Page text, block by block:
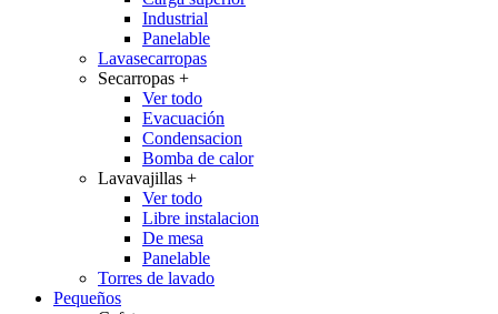
Industrial
Panelable
Lavasecarropas
Secarropas +
Ver todo
Evacuación
Condensacion
Bomba de calor
Lavavajillas +
Ver todo
Libre instalacion
De mesa
Panelable
Torres de lavado
Pequeños